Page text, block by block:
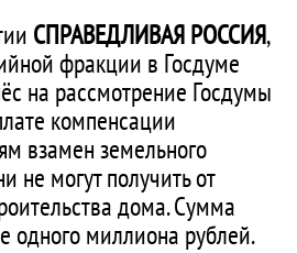
СПРАВЕДЛИВАЯ РОССИЯ,
фракции в Госдуме
на рассмотрение Госдумы
компенсации
взамен земельного
не могут получить от
дома. Сумма
одного миллиона рублей.